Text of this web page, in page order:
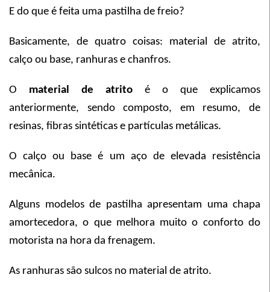
E do que é feita uma pastilha de freio?
Basicamente, de quatro coisas: material de atrito,
calço ou base, ranhuras e chanfros.
O material de atrito é o que explicamos
anteriormente, sendo composto, em resumo, de
resinas, fibras sintéticas e partículas metálicas.
O calço ou base é um aço de elevada resistência
mecânica.
Alguns modelos de pastilha apresentam uma chapa
amortecedora, o que melhora muito o conforto do
motorista na hora da frenagem.
As ranhuras são sulcos no material de atrito.